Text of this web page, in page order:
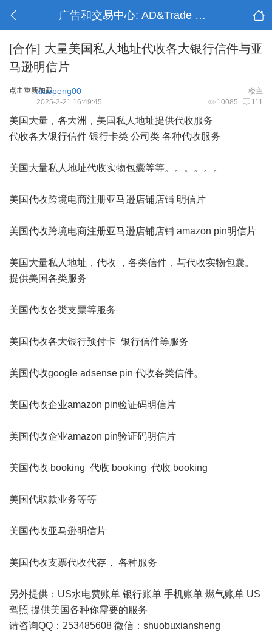
广告和交易中心: AD&Trade Center
[合作] 大量美国私人地址代收各大银行信件与亚
马逊明信片
点击重新加载 楼主
xiaopeng00
10085 111
2025-2-21 16:49:45
美国大量，各大洲，美国私人地址提供代收服务
代收各大银行信件 银行卡类 公司类 各种代收服务
美国大量私人地址代收实物包囊等等。。。。。。
美国代收跨境电商注册亚马逊店铺店铺 明信片
美国代收跨境电商注册亚马逊店铺店铺 amazon pin明信片
美国大量私人地址，代收 ，各类信件，与代收实物包囊。
提供美国各类服务
美国代收各类支票等服务
美国代收各大银行预付卡 银行信件等服务
美国代收google adsense pin 代收各类信件。
美国代收企业amazon pin验证码明信片
美国代收企业amazon pin验证码明信片
美国代收 booking 代收 booking 代收 booking
美国代取款业务等等
美国代收亚马逊明信片
美国代收支票代收代存， 各种服务
另外提供：US水电费账单 银行账单 手机账单 燃气账单 US
驾照 提供美国各种你需要的服务
请咨询QQ：253485608 微信：shuobuxiansheng